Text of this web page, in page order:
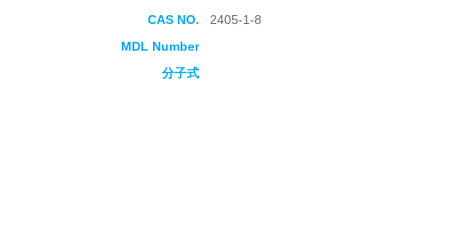
CAS NO.
2405-1-8
MDL Number
分子式